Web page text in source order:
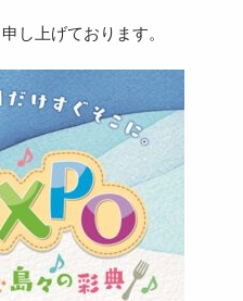
し上げております。